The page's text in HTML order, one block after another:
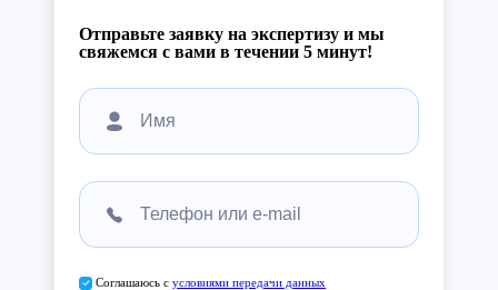
Отправьте заявку на экспертизу и мы
свяжемся с вами в течении 5 минут!
Соглашаюсь с условиями передачи данных